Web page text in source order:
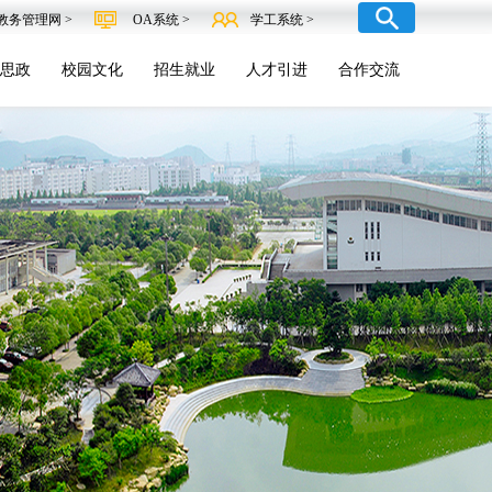
务管理网 > OA系统 > 学工系统 >
政 校园文化 招生就业 人才引进 合作交流